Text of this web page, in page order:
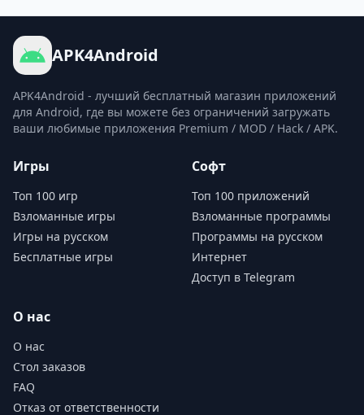
APK4Android
APK4Android - лучший бесплатный магазин приложений
для Android, где вы можете без ограничений загружать
ваши любимые приложения Premium / MOD / Hack / APK.
Игры
Топ 100 игр
Взломанные игры
Игры на русском
Бесплатные игры
Софт
Топ 100 приложений
Взломанные программы
Программы на русском
Интернет
Доступ в Telegram
О нас
О нас
Стол заказов
FAQ
Отказ от ответственности